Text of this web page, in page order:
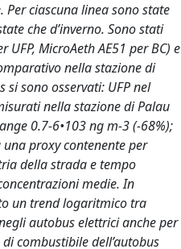
ciascuna linea sono state
che d’inverno. Sono stati
MicroAeth AE51 per BC) e
nella stazione di
sono osservati: UFP nel
nella stazione di Palau
0.7-6•103 ng m-3 (-68%);
proxy contenente per
della strada e tempo
medie. In
un trend logaritmico tra
autobus elettrici anche per
combustibile dell’autobus